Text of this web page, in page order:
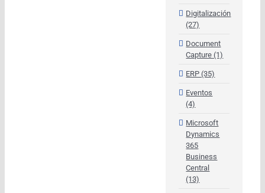
Digitalización
(27)
Document
Capture (1)
ERP (35)
Eventos
(4)
Microsoft
Dynamics
365
Business
Central
(13)